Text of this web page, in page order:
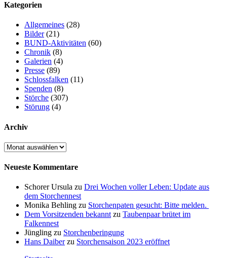
Kategorien
Allgemeines (28)
Bilder(21)
BUND-Aktivitäten (60)
Chronik (8)
Galerien (4)
Presse (89)
Schlossfalken (11)
Spenden (8)
Störche (307)
Störung (4)
Archiv
Archiv
Neueste Kommentare
Schorer Ursula zu Drei Wochen voller Leben: Update aus
dem Storchennest
Monika Behling zu Storchenpaten gesucht: Bitte melden.
Dem Vorsitzenden bekannt zu Taubenpaar brütet im
Falkennest
Jüngling zu Storchenberingung
Hans Daiberzu Storchensaison 2023 eröffnet